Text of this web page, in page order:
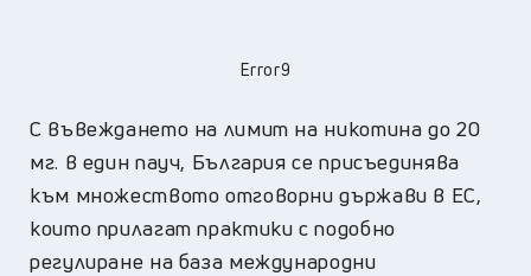
Error9
С въвеждането на лимит на никотина до 20
мг. в един пауч, България се присъединява
към множеството отговорни държави в ЕС,
които прилагат практики с подобно
регулиране на база международни